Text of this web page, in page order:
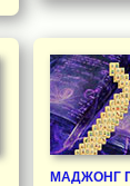
МАДЖОНГ